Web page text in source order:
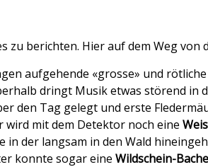
berichten. Hier auf dem Weg von
aufgehende «grosse» und
dringt Musik etwas störend in
den Tag gelegt und erste
wird mit dem Detektor noch eine
der langsam in den Wald
konnte sogar eine Wildschein-Bache